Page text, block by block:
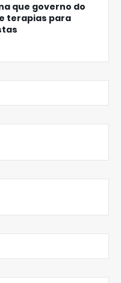
que governo do
terapias para